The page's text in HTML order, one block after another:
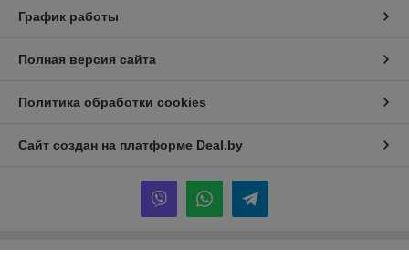
График работы
Полная версия сайта
Политика обработки cookies
Сайт создан на платформе Deal.by